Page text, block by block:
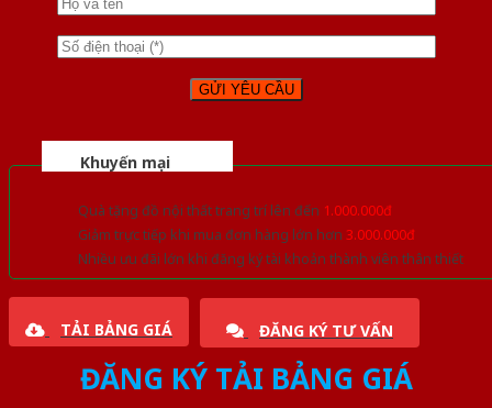
Khuyến mại
Quà tặng đồ nội thất trang trí lên đến 1.000.000đ
Giảm trực tiếp khi mua đơn hàng lớn hơn 3.000.000đ
Nhiều ưu đãi lớn khi đăng ký tài khoản thành viên thân thiết
TẢI BẢNG GIÁ ĐĂNG KÝ TƯ VẤN
ĐĂNG KÝ TẢI BẢNG GIÁ